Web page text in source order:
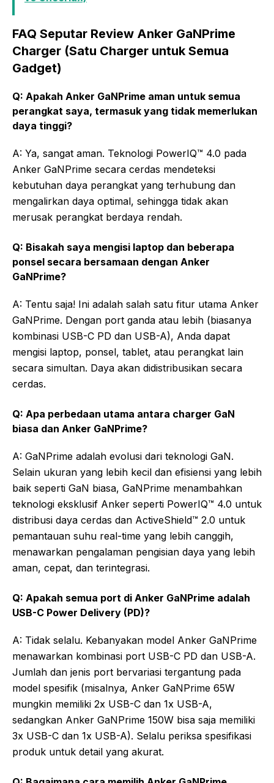
FAQ Seputar Review Anker GaNPrime
Charger (Satu Charger untuk Semua
Gadget)
Q: Apakah Anker GaNPrime aman untuk semua
perangkat saya, termasuk yang tidak memerlukan
daya tinggi?
A: Ya, sangat aman. Teknologi PowerIQ™ 4.0 pada
Anker GaNPrime secara cerdas mendeteksi
kebutuhan daya perangkat yang terhubung dan
mengalirkan daya optimal, sehingga tidak akan
merusak perangkat berdaya rendah.
Q: Bisakah saya mengisi laptop dan beberapa
ponsel secara bersamaan dengan Anker
GaNPrime?
A: Tentu saja! Ini adalah salah satu fitur utama Anker
GaNPrime. Dengan port ganda atau lebih (biasanya
kombinasi USB-C PD dan USB-A), Anda dapat
mengisi laptop, ponsel, tablet, atau perangkat lain
secara simultan. Daya akan didistribusikan secara
cerdas.
Q: Apa perbedaan utama antara charger GaN
biasa dan Anker GaNPrime?
A: GaNPrime adalah evolusi dari teknologi GaN.
Selain ukuran yang lebih kecil dan efisiensi yang lebih
baik seperti GaN biasa, GaNPrime menambahkan
teknologi eksklusif Anker seperti PowerIQ™ 4.0 untuk
distribusi daya cerdas dan ActiveShield™ 2.0 untuk
pemantauan suhu real-time yang lebih canggih,
menawarkan pengalaman pengisian daya yang lebih
aman, cepat, dan terintegrasi.
Q: Apakah semua port di Anker GaNPrime adalah
USB-C Power Delivery (PD)?
A: Tidak selalu. Kebanyakan model Anker GaNPrime
menawarkan kombinasi port USB-C PD dan USB-A.
Jumlah dan jenis port bervariasi tergantung pada
model spesifik (misalnya, Anker GaNPrime 65W
mungkin memiliki 2x USB-C dan 1x USB-A,
sedangkan Anker GaNPrime 150W bisa saja memiliki
3x USB-C dan 1x USB-A). Selalu periksa spesifikasi
produk untuk detail yang akurat.